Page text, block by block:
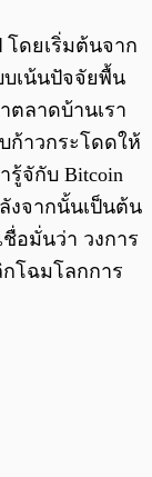
โดยเริ่มต้นจาก
เน้นปัจจัยพื้น
ตลาดบ้านเรา
ก้าวกระโดดให้
รู้จักับ Bitcoin
งจากนั้นเป็นต้น
อมั่นว่า วงการ
โฉมโลกการ